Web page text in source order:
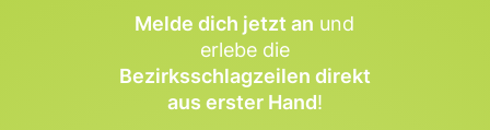
Melde dich jetzt an und
erlebe die
Bezirksschlagzeilen direkt
aus erster Hand!